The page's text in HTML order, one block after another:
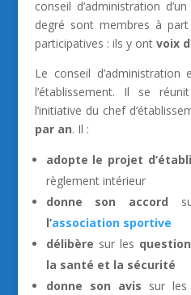
conseil d’administration
degré sont membres à
participatives : ils y ontvoix
Le conseil d’administration
l’établissement. Il se
l’initiative du chef
par an. Il :
adopte le projet
règlement intérieur
donne son accord
l’association sportive
délibère sur les
la santé et la sécurité
donne son avis sur les